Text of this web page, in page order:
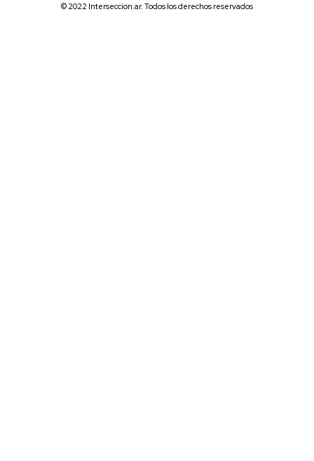
© 2022 Interseccion.ar. Todos los derechos reservados